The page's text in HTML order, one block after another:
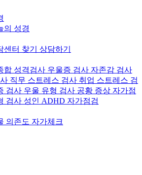
의 성경
센터 찾기 상담하기
합 성격검사 우울증 검사 자존감 검사
직무 스트레스 검사 취업 스트레스 검
검사 우울 유형 검사 공황 증상 자가점
검사 성인 ADHD 자가점검
의존도 자가체크